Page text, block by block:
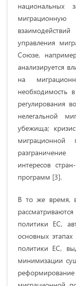
национальных
управления
Союзе,
анализируется
на
необходимость
регулирования
нелегальной
убежища;
миграционной
интересов
программ [3].
В то же время,
политики ЕС,
основных
политики ЕС,
минимизации